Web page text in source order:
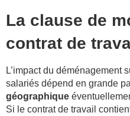
La clause de
contrat de
L’impact du déménagement
salariés dépend en grande
géographique
Si le contrat de travail